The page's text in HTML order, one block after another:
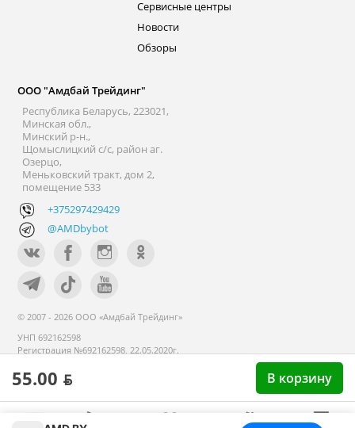
55.00 ƃ В корзину
Сервисные центры
Новости
Обзоры
ООО "Амдбай Трейдинг"
Республика Беларусь, 223021,
Минская обл.,
Минский р-н.,
Щомыслицкий с/с, район аг.
Озерцо,
Меньковский тракт, дом 2,
помещение 533
+375297429429
@AMDbybot
© 2007 - 2026 ООО «Амдбай Трейдинг»
УНП 692162598
Регистрация №692162598, 22.05.2020г.
реестре с 14 сентября 2020г.